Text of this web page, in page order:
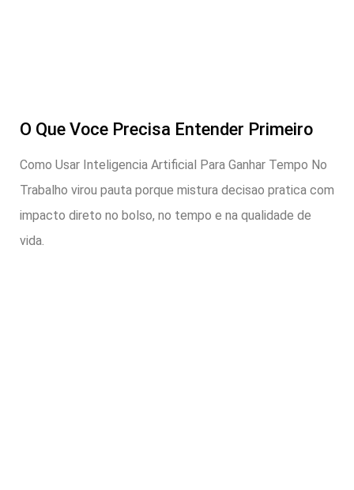
O Que Voce Precisa Entender Primeiro
Como Usar Inteligencia Artificial Para Ganhar Tempo No
Trabalho virou pauta porque mistura decisao pratica com
impacto direto no bolso, no tempo e na qualidade de
vida.